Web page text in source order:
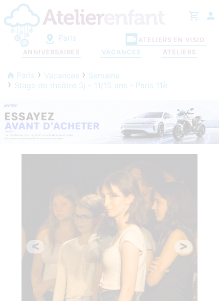
Paris
ANNIVERSAIRES VACANCES ATELIERS
ATELIERS EN VISIO
Paris Vacances
Semaine
Stage de théâtre 5j - 11/15 ans - Paris 11è
< >